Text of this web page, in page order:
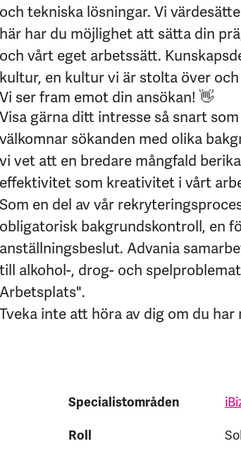
och tekniska lösningar. Vi
här har du möjlighet att sätta din
och vårt eget arbetssätt.
kultur, en kultur vi är stolta över
Vi ser fram emot din ansökan! 👋
Visa gärna ditt intresse så snart
välkomnar sökanden med olika
vi vet att en bredare mångfald
effektivitet som kreativitet i vårt
Som en del av vår
obligatorisk bakgrundskontroll, en
anställningsbeslut. Advania
till alkohol-, drog- och
Arbetsplats".
Tveka inte att höra av dig om du
Specialistområden
Roll